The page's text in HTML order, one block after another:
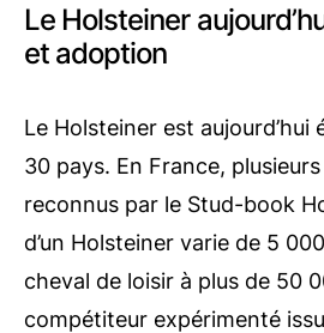
Le Holsteiner
et adoption
Le Holsteiner est aujourd’hui
30 pays. En France,
reconnus par le Stud-book
d’un Holsteiner varie de 5
cheval de loisir à plus de 50
compétiteur expérimenté issu